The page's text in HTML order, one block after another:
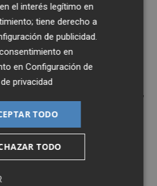
la tradición y la
así el comercio y el
han asistido el
Jorge Monferrer
Cultura,
,
ejecutivo municipal.
Noelia Peris, ha
de la Tapa es ya una
calendario
el interés legítimo en
tiene derecho a
de publicidad
en
enConfiguración de
privacidad
TODO
TODO